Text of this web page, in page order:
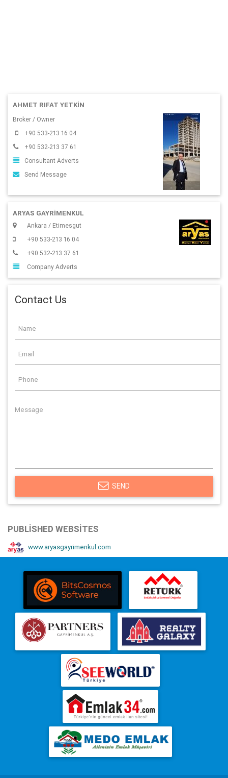
AHMET RIFAT YETKIN
Broker / Owner
+90 533-213 16 04
+90 532-213 37 61
Consultant Adverts
Send Message
ARYAS GAYRIMENKUL
Ankara / Etimesgut
+90 533-213 16 04
+90 532-213 37 61
Company Adverts
Contact Us
SEND
PUBLISHED WEBSITES
www.aryasgayrimenkul.com